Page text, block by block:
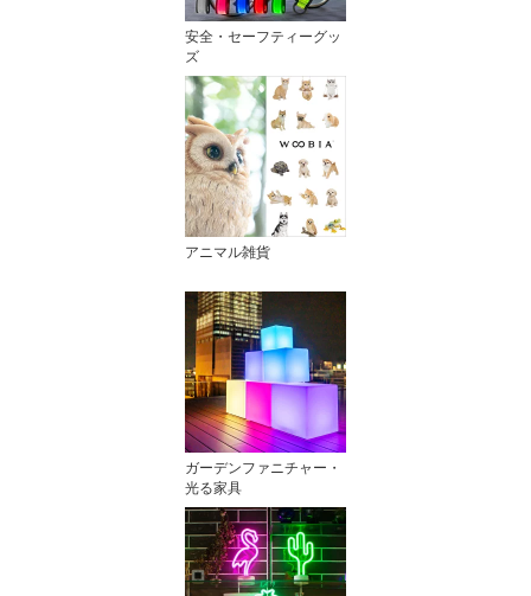
安全・セーフティーグッ
ズ
アニマル雑貨
ガーデンファニチャー・
光る家具